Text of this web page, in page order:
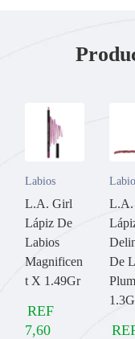
Labios
L.A. Girl
Lápiz De
Labios
Magnificen
t X 1.49Gr
REF
7,60
L.A.
De